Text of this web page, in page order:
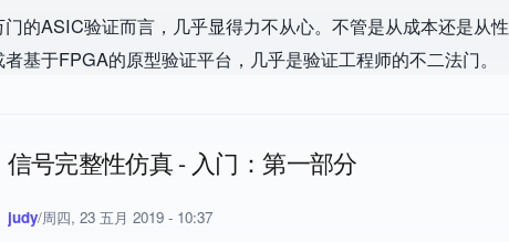
的ASIC验证而言，几乎显得力不从心。不管是从成本还是从性
基于FPGA的原型验证平台，几乎是验证工程师的不二法门。
信号完整性仿真 - 入门：第一部分
judy/周四, 23 五月 2019 - 10:37